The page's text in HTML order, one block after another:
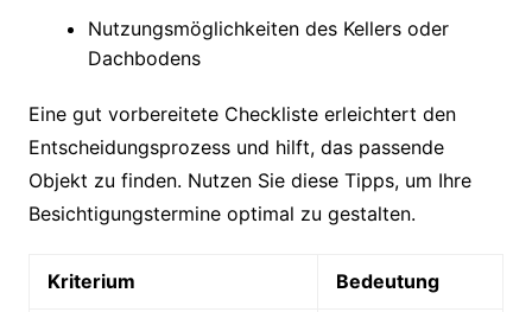
Nutzungsmöglichkeiten des Kellers oder
Dachbodens
Eine gut vorbereitete Checkliste erleichtert den
Entscheidungsprozess und hilft, das passende
Objekt zu finden. Nutzen Sie diese Tipps, um Ihre
Besichtigungstermine optimal zu gestalten.
Kriterium Bedeutung